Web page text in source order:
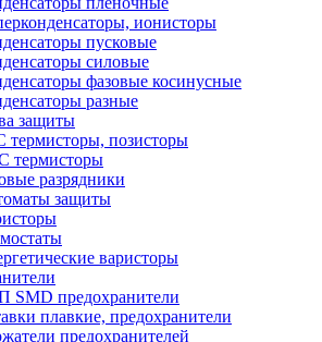
ионисторы
пусковые
силовые
фазовые косинусные
разные
защиты
термисторы, позисторы
термисторы
разрядники
защиты
варисторы
SMD предохранители
плавкие, предохранители
предохранителей